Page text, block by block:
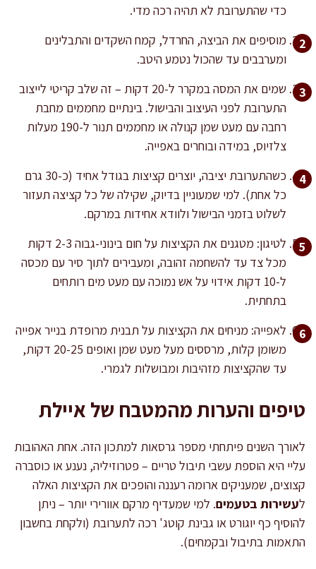
כדי שהתערובת לא תהיה רכה מדי.
מוסיפים את הביצה, החרדל, קמח השקדים והתבלינים
ומערבבים עד שהכול נטמע היטב.
שמים את המסה במקרר ל-20 דקות – זה שלב קריטי לייצוב
התערובת לפני העיצוב והבישול. בינתיים מחממים מחבת
רחבה עם מעט שמן קנולה או מחממים תנור ל-190 מעלות
צלזיוס, במידה ובוחרים באפייה.
כשהתערובת יציבה, יוצרים קציצות בגודל אחיד (כ-30 גרם
כל אחת). למי שמעוניין בדיוק, שקילה של כל קציצה תעזור
לשלוט בזמני הבישול ולוודא אחידות במרקם.
לטיגון: מטגנים את הקציצות על חום בינוני-גבוה 2-3 דקות
מכל צד עד להשחמה זהובה, ומעבירים לתוך סיר עם מכסה
ל-10 דקות אידוי על אש נמוכה עם מעט מים רותחים
בתחתית.
לאפייה: מניחים את הקציצות על תבנית מרופדת בנייר אפייה
משומן קלות, מרססים מעל מעט שמן ואופים 20-25 דקות,
עד שהקציצות מזהיבות ומבושלות לגמרי.
טיפים והערות מהמטבח של איילת
לאורך השנים פיתחתי מספר גרסאות למתכון הזה. אחת האהובות
עליי היא הוספת עשבי תיבול טריים – פטרוזיליה, נענע או כוסברה
קצוצים, שמעניקים ארומה רעננה והופכים את הקציצות האלה
לעשירות בטעמים. למי שמעדיף מרקם אוורירי יותר – ניתן
להוסיף כף יוגורט או גבינת קוטג' רכה לתערובת (ולקחת בחשבון
התאמות בתיבול ובקמחים).